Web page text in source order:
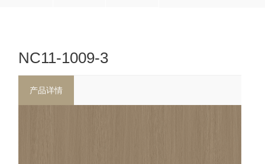
NC11-1009-3
产品详情